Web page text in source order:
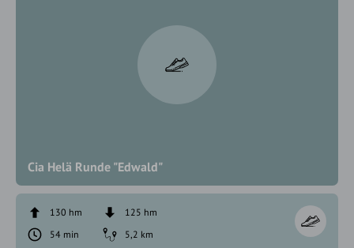
Cia Helä Runde "Edwald"
130 hm
125 hm
54 min
5,2 km